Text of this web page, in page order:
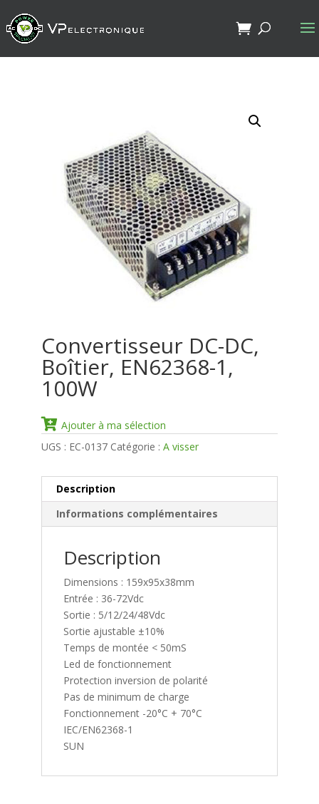
Convertisseur DC-DC,
Boîtier, EN62368-1,
100W
Ajouter à ma sélection
UGS : EC-0137 Catégorie : A visser
Description
Informations complémentaires
Description
Dimensions : 159x95x38mm
Entrée : 36-72Vdc
Sortie : 5/12/24/48Vdc
Sortie ajustable ±10%
Temps de montée < 50mS
Led de fonctionnement
Protection inversion de polarité
Pas de minimum de charge
Fonctionnement -20°C + 70°C
IEC/EN62368-1
SUN